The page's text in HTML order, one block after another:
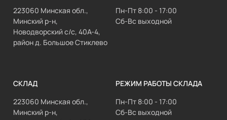
223060 Минская обл.,
Минский р-н,
Новодворский с/с, 40А-4,
район д. Большое Стиклево
Пн-Пт 8:00 - 17:00
Сб-Вс выходной
СКЛАД
223060 Минская обл.,
Минский р-н,
РЕЖИМ РАБОТЫ СКЛАДА
Пн-Пт 8:00 - 17:00
Сб-Вс выходной